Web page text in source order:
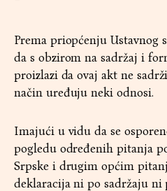
Prema priopćenju Ustavnog
da s obzirom na sadržaj i
proizlazi da ovaj akt ne
način uređuju neki odnosi.
Imajući u vidu da se
pogledu određenih pitanja
Srpske i drugim općim
deklaracija ni po sadržaju ni